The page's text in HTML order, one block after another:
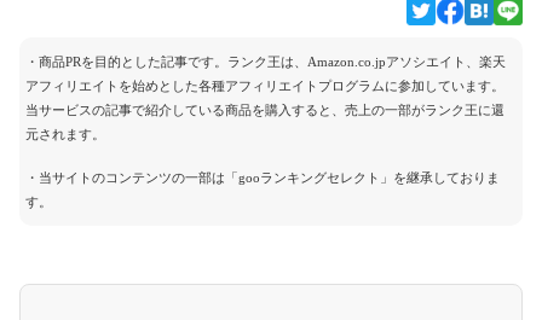
・商品PRを目的とした記事です。ランク王は、Amazon.co.jpアソシエイト、楽天
アフィリエイトを始めとした各種アフィリエイトプログラムに参加しています。
当サービスの記事で紹介している商品を購入すると、売上の一部がランク王に還
元されます。
・当サイトのコンテンツの一部は「gooランキングセレクト」を継承しておりま
す。